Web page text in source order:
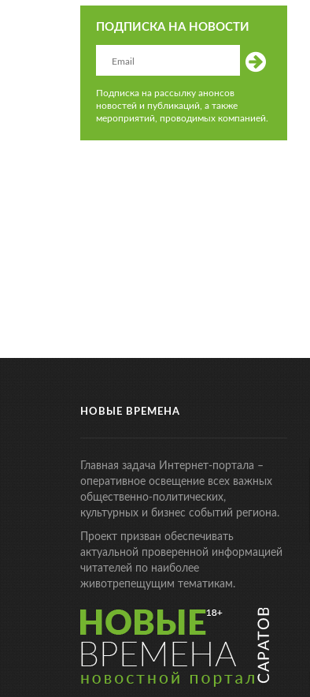
ПОДПИСКА НА НОВОСТИ
Подписка на рассылку анонсов
новостей и публикаций, а также
мероприятий, проводимых компанией.
НОВЫЕ ВРЕМЕНА
Главная задача Интернет-портала –
оперативное освещение всех важных
общественно-политических,
культурных и бизнес событий региона.
Проект призван обеспечивать
актуальной проверенной информацией
читателей по наиболее
животрепещущим тематикам.